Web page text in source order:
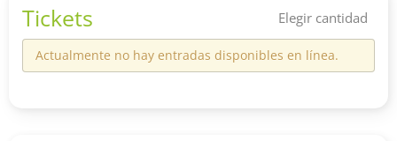
Tickets Elegir cantidad
Actualmente no hay entradas disponibles en línea.